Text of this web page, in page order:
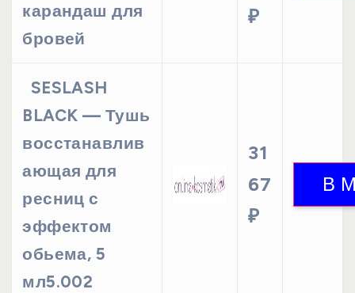
карандаш для
бровей
₽
SESLASH
BLACK — Тушь
восстанавлив
ающая для
ресниц с
эффектом
обьема, 5
мл5.002
31
67
₽